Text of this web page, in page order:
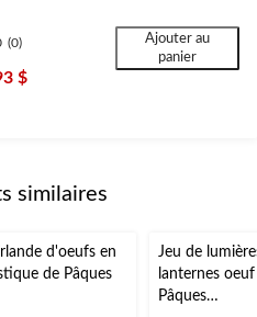
(0)
$
Ajouter au
panier
similaires
d'oeufs en
de Pâques
Jeu de
lanternes
Pâques